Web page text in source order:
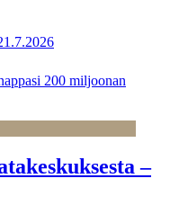
200 miljoonan
–